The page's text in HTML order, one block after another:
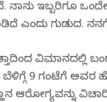
ಇಬ್ಬರಿಗೂ
ಎಂದು ಗುಡುಗಿದ.
9 ಗಂಟೆಗೆ ಅವರ
ಆರೋಗ್ಯವನ್ನು